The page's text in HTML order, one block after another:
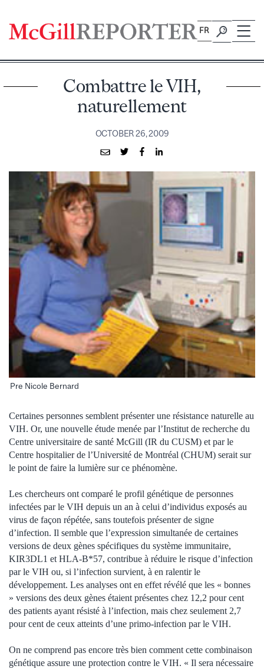
content
FR
Combattre le VIH,
naturellement
OCTOBER 26, 2009
Pre Nicole Bernard
Certaines personnes semblent présenter une résistance naturelle au
VIH. Or, une nouvelle étude menée par l’Institut de recherche du
Centre universitaire de santé McGill (IR du CUSM) et par le
Centre hospitalier de l’Université de Montréal (CHUM) serait sur
le point de faire la lumière sur ce phénomène.
Les chercheurs ont comparé le profil génétique de personnes
infectées par le VIH depuis un an à celui d’individus exposés au
virus de façon répétée, sans toutefois présenter de signe
d’infection. Il semble que l’expression simultanée de certaines
versions de deux gènes spécifiques du système immunitaire,
KIR3DL1 et HLA-B*57, contribue à réduire le risque d’infection
par le VIH ou, si l’infection survient, à en ralentir le
développement. Les analyses ont en effet révélé que les « bonnes
» versions des deux gènes étaient présentes chez 12,2 pour cent
des patients ayant résisté à l’infection, mais chez seulement 2,7
pour cent de ceux atteints d’une primo-infection par le VIH.
On ne comprend pas encore très bien comment cette combinaison
génétique assure une protection contre le VIH. « Il sera nécessaire